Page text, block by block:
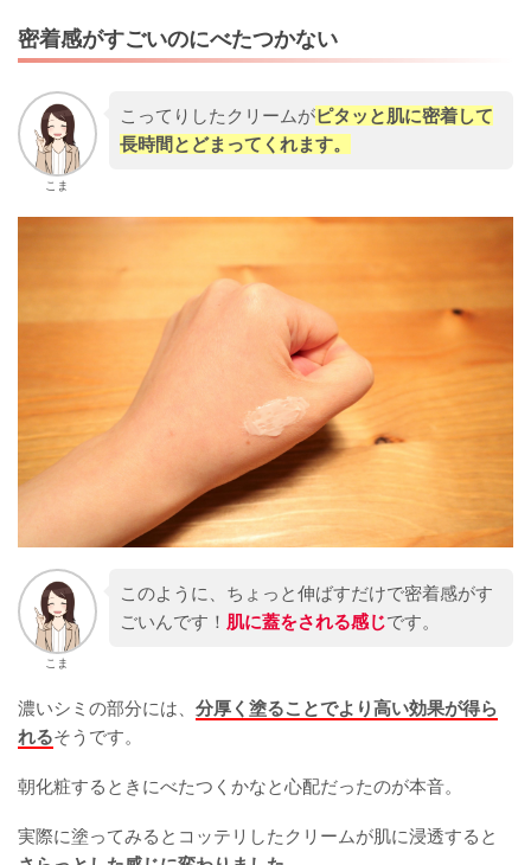
密着感がすごいのにべたつかない
こま
こってりしたクリームがピタッと肌に密着して
長時間とどまってくれます。
こま
このように、ちょっと伸ばすだけで密着感がす
ごいんです！ 肌に蓋をされる感じです。
濃いシミの部分には、 分厚く塗ることでより高い効果が得ら
れるそうです。
朝化粧するときにべたつくかなと心配だったのが本音。
実際に塗ってみるとコッテリしたクリームが肌に浸透すると